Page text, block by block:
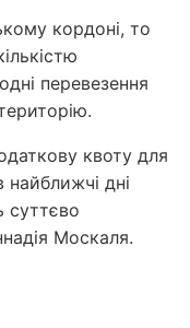
кордоні, то
перевезення
квоту для
найближчі дні
суттєво
Москаля.